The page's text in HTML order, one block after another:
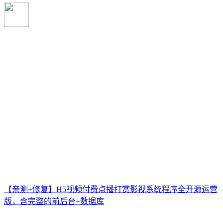
【亲测+修复】H5视频付费点播打赏影视系统程序全开源运营
版，含完整的前后台+数据库